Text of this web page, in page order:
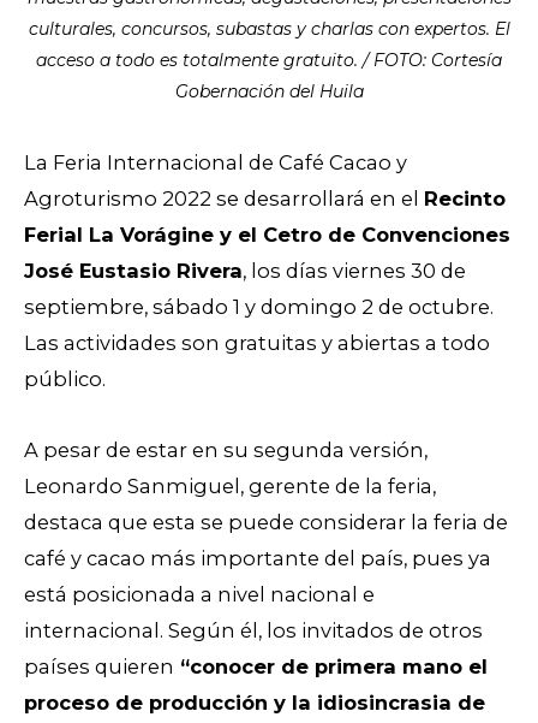
culturales, concursos, subastas y charlas con expertos. El
acceso a todo es totalmente gratuito. / FOTO: Cortesía
Gobernación del Huila
La Feria Internacional de Café Cacao y
Agroturismo 2022 se desarrollará en el Recinto
Ferial La Vorágine y el Cetro de Convenciones
José Eustasio Rivera, los días viernes 30 de
septiembre, sábado 1 y domingo 2 de octubre.
Las actividades son gratuitas y abiertas a todo
público.
A pesar de estar en su segunda versión,
Leonardo Sanmiguel, gerente de la feria,
destaca que esta se puede considerar la feria de
café y cacao más importante del país, pues ya
está posicionada a nivel nacional e
internacional. Según él, los invitados de otros
países quieren “conocer de primera mano el
proceso de producción y la idiosincrasia de